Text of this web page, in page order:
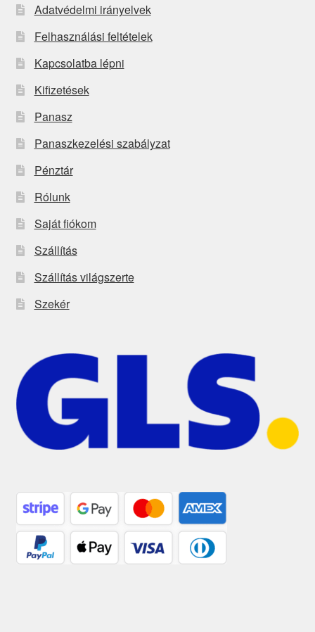
Adatvédelmi irányelvek
Felhasználási feltételek
Kapcsolatba lépni
Kifizetések
Panasz
Panaszkezelési szabályzat
Pénztár
Rólunk
Saját fiókom
Szállítás
Szállítás világszerte
Szekér